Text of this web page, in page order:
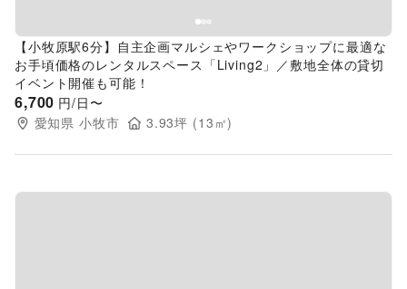
【小牧原駅6分】自主企画マルシェやワークショップに最適な
お手頃価格のレンタルスペース「Living2」／敷地全体の貸切
イベント開催も可能！
6,700 円/日〜
愛知県 小牧市 3.93坪 (13 ㎡)